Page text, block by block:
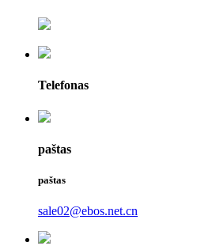
Telefonas
paštas
paštas
sale02@ebos.net.cn